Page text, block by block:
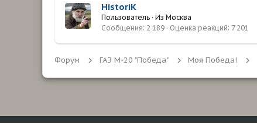
HistoriK
Пользователь · Из Москва
Сообщения 2 189 Оценка реакций 7 201
Форум ГАЗ М-20 "Победа" Моя Победа!